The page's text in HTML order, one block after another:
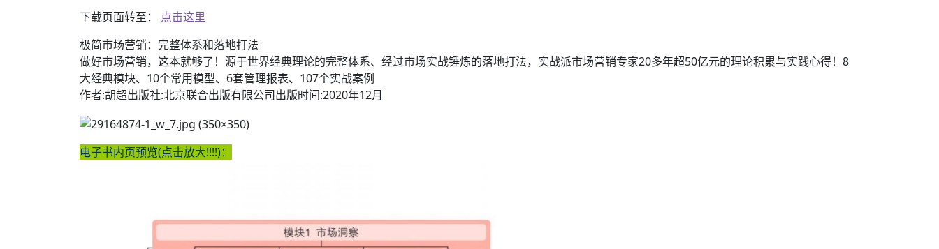
下载页面转至： 点击这里
极简市场营销：完整体系和落地打法
做好市场营销，这本就够了！源于世界经典理论的完整体系、经过市场实战锤炼的落地打法，实战派市场营销专家20多年超50亿元的理论积累与实践心得！8
大经典模块、10个常用模型、6套管理报表、107个实战案例
作者:胡超出版社:北京联合出版有限公司出版时间:2020年12月
电子书内页预览(点击放大!!!!)：